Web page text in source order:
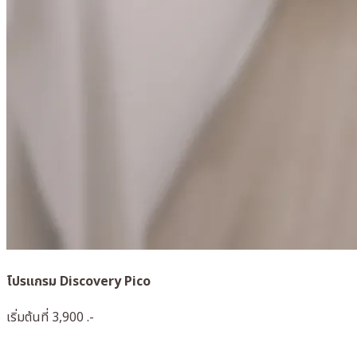
โปรแกรม Discovery Pico
เริ่มต้นที่ 3,900 .-